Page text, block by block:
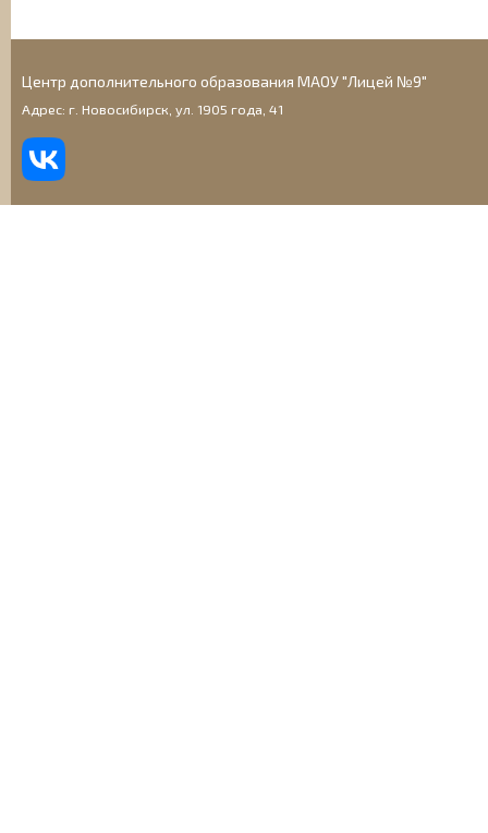
Центр дополнительного образования МАОУ "Лицей №9"
Адрес: г. Новосибирск, ул. 1905 года, 41